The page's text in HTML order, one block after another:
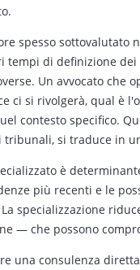
spesso
tempi di definizione
Un avvocato che
ci si rivolgerà, qual è
contesto specifico.
si traduce in
è
più recenti e le
specializzazione
— che possono
una consulenza